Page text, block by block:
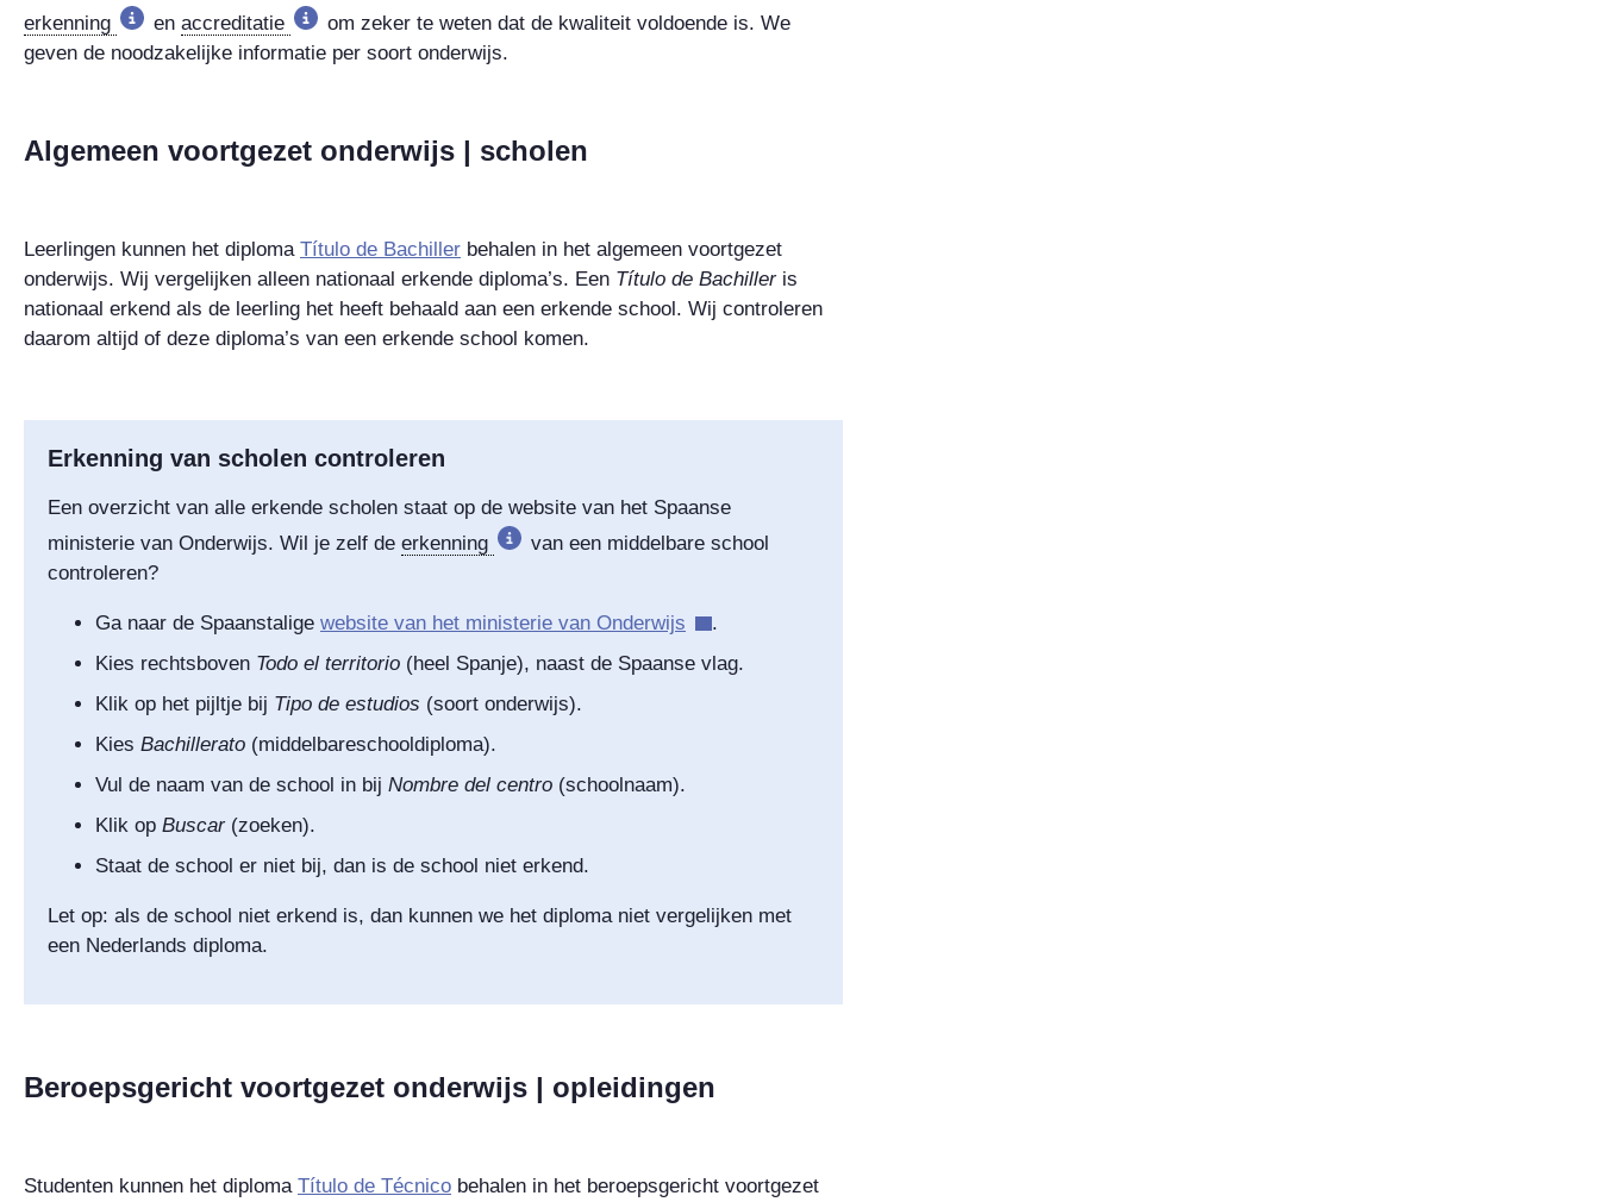
erkenning
en accreditatie
om zeker te weten dat de kwaliteit voldoende is. We
geven de noodzakelijke informatie per soort onderwijs.
Algemeen voortgezet onderwijs | scholen
Leerlingen kunnen het diploma Título de Bachiller behalen in het algemeen voortgezet
onderwijs. Wij vergelijken alleen nationaal erkende diploma’s. Een Título de Bachilleris
nationaal erkend als de leerling het heeft behaald aan een erkende school. Wij controleren
daarom altijd of deze diploma’s van een erkende school komen.
Erkenning van scholen controleren
Een overzicht van alle erkende scholen staat op de website van het Spaanse
ministerie van Onderwijs. Wil je zelf de erkenning
van een middelbare school
controleren?
Ga naar de Spaanstalige website van het ministerie van Onderwijs
.
Kies rechtsboven Todo el territorio (heel Spanje), naast de Spaanse vlag.
Klik op het pijltje bij Tipo de estudios (soort onderwijs).
Kies Bachillerato (middelbareschooldiploma).
Vul de naam van de school in bij Nombre del centro (schoolnaam).
Klik op Buscar(zoeken).
Staat de school er niet bij, dan is de school niet erkend.
Let op: als de school niet erkend is, dan kunnen we het diploma niet vergelijken met
een Nederlands diploma.
Beroepsgericht voortgezet onderwijs | opleidingen
Studenten kunnen het diploma Título de Técnico behalen in het beroepsgericht voortgezet